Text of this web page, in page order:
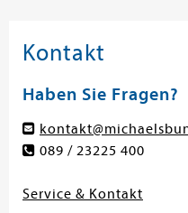
Kontakt
Haben Sie Fragen?
089 / 23225 400
Service & Kontakt